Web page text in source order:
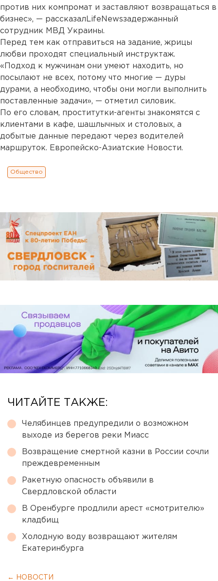
против них компромат и заставляют возвращаться в
бизнес», — рассказалLifeNewsзадержанный
сотрудник МВД Украины.
Перед тем как отправиться на задание, жрицы
любви проходят специальный инструктаж.
«Подход к мужчинам они умеют находить, но
посылают не всех, потому что многие — дуры
дурами, а необходимо, чтобы они могли выполнить
поставленные задачи», — отметил силовик.
По его словам, проститутки-агенты знакомятся с
клиентами в кафе, шашлычных и столовых, а
добытые данные передают через водителей
маршруток. Европейско-Азиатские Новости.
Общество
ЧИТАЙТЕ ТАКЖЕ:
Челябинцев предупредили о возможном
выходе из берегов реки Миасс
Возвращение смертной казни в России сочли
преждевременным
Ракетную опасность объявили в
Свердловской области
В Оренбурге продлили арест «смотрителю»
кладбищ
Холодную воду возвращают жителям
Екатеринбурга
← НОВОСТИ